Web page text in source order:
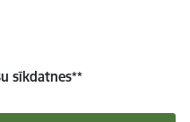
sīkdatnes**